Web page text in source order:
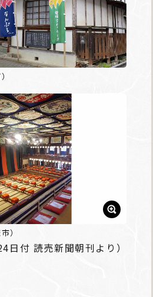
）
日付 読売新聞朝刊より）